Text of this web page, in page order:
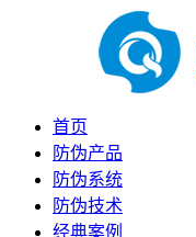
首页
防伪产品
防伪系统
防伪技术
经典案例